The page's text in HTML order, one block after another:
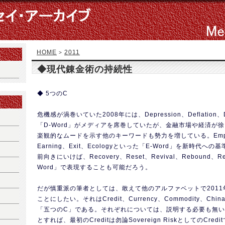
HOME > 2011
◆現代錬金術の持続性
◆ 5つのC
危機感が渦巻いていた2008年には、Depression、Deflation
「D-Word」がメディアを席巻していたが、金融市場や経済が
楽観的なムードを示す他のキーワードも勢力を増している。
Earning、Exit、Ecologyといった「E-Word」を新時代への基
前向きにいけば、Recovery、Reset、Revival、Rebound、
Word」で表現することも可能だろう。
だが慎重派の筆者としては、敢えて他のアルファベットで
ことにしたい。それはCredit、Currency、Commodity、
「五つのC」である。それぞれについては、説明する必要も無
とすれば、最初のCreditは勿論Sovereign RiskとしてのCredit